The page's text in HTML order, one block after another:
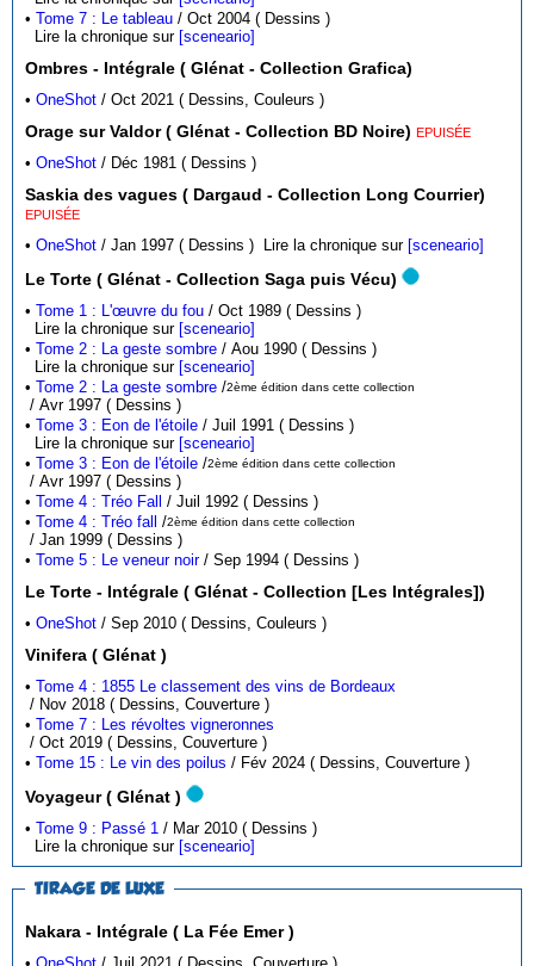
•Tome 7 : Le tableau
/ Oct 2004 ( Dessins )
Lire la chronique sur [sceneario]
Ombres - Intégrale ( Glénat - Collection Grafica)
•OneShot / Oct 2021 ( Dessins, Couleurs )
Orage sur Valdor ( Glénat - Collection BD Noire)EPUISÉE
•OneShot / Déc 1981 ( Dessins )
Saskia des vagues ( Dargaud - Collection Long Courrier)
EPUISÉE
•OneShot / Jan 1997 ( Dessins ) Lire la chronique sur [sceneario]
Le Torte ( Glénat - Collection Saga puis Vécu)
•Tome 1 : L'œuvre du fou
/ Oct 1989 ( Dessins )
Lire la chronique sur [sceneario]
•Tome 2 : La geste sombre
/ Aou 1990 ( Dessins )
Lire la chronique sur [sceneario]
•Tome 2 : La geste sombre /2ème édition dans cette collection
/ Avr 1997 ( Dessins )
•Tome 3 : Eon de l'étoile
/ Juil 1991 ( Dessins )
Lire la chronique sur [sceneario]
•Tome 3 : Eon de l'étoile /2ème édition dans cette collection
/ Avr 1997 ( Dessins )
•Tome 4 : Tréo Fall
/ Juil 1992 ( Dessins )
•Tome 4 : Tréo fall /2ème édition dans cette collection
/ Jan 1999 ( Dessins )
•Tome 5 : Le veneur noir / Sep 1994 ( Dessins )
Le Torte - Intégrale ( Glénat - Collection [Les Intégrales])
•OneShot / Sep 2010 ( Dessins, Couleurs )
Vinifera ( Glénat )
•Tome 4 : 1855 Le classement des vins de Bordeaux
/ Nov 2018 ( Dessins, Couverture )
•Tome 7 : Les révoltes vigneronnes
/ Oct 2019 ( Dessins, Couverture )
•Tome 15 : Le vin des poilus / Fév 2024 ( Dessins, Couverture )
Voyageur ( Glénat )
•Tome 9 : Passé 1
/ Mar 2010 ( Dessins )
Lire la chronique sur [sceneario]
TIRAGE DE LUXE
Nakara - Intégrale ( La Fée Emer )